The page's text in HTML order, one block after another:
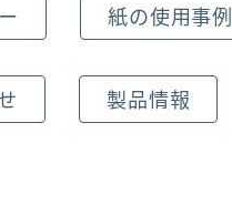
紙の使用事例
製品情報